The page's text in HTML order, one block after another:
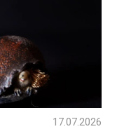
17.07.2026